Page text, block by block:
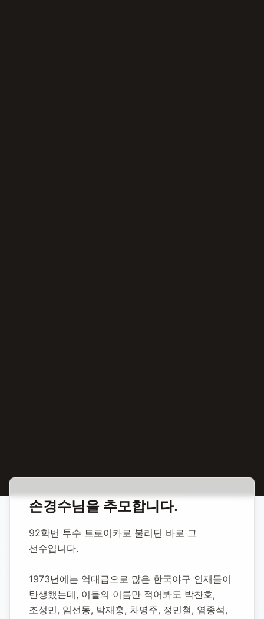
합동 추모 손경수 야구선수
손경수 야구선수
74,485명 방문
손경수님을 추모합니다.
92학번 투수 트로이카로 불리던 바로 그
선수입니다.
1973년에는 역대급으로 많은 한국야구 인재들이
탄생했는데, 이들의 이름만 적어봐도 박찬호,
조성민, 임선동, 박재홍, 차명주, 정민철, 염종석,